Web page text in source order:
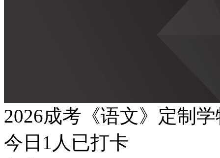
2026成考《语文》定制
今日 1 人已打卡